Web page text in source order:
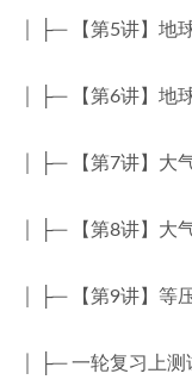
│ ├─ 【第5讲】地
│ ├─ 【第6讲】地
│ ├─ 【第7讲】大
│ ├─ 【第8讲】大
│ ├─ 【第9讲】等
│ ├─ 一轮复习上测